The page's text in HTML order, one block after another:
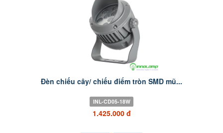
Đèn chiếu cây/ chiếu điểm tròn SMD mũ...
INL-CD05-18W
1.425.000 đ